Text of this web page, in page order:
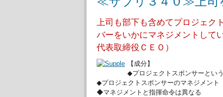
上司も部下も含めてプロジェク
バーをいかにマネジメントして
代表取締役ＣＥＯ）
【成分】
◆プロジェクトスポンサーとい
◆プロジェクトスポンサーのマネジメント
◆マネジメントと指揮命令は異なる